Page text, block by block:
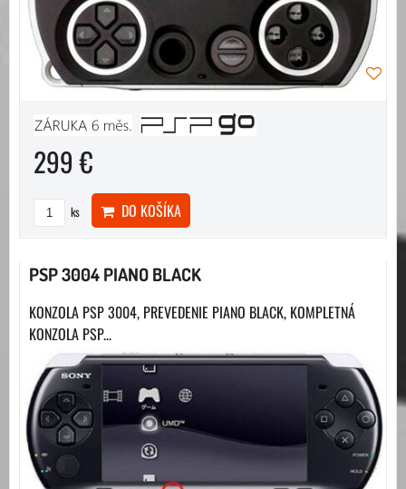
299 €
ks DO KOŠÍKA
PSP 3004 PIANO BLACK
KONZOLA PSP 3004, PREVEDENIE PIANO BLACK, KOMPLETNÁ
KONZOLA PSP...